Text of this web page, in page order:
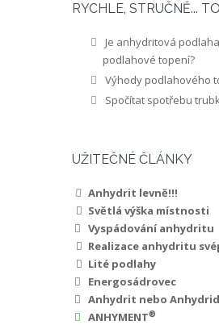
RYCHLE, STRUČNĚ...
Je anhydritová
podlahové topení?
Výhody podlahového
Spočítat spotřebu
UŽITEČNÉ ČLÁNKY
Anhydrit levně!!!
Světlá výška místnosti
Vyspádování anhydritu
Realizace anhydritu
Lité podlahy
Energosádrovec
Anhydrit nebo
ANHYMENT®